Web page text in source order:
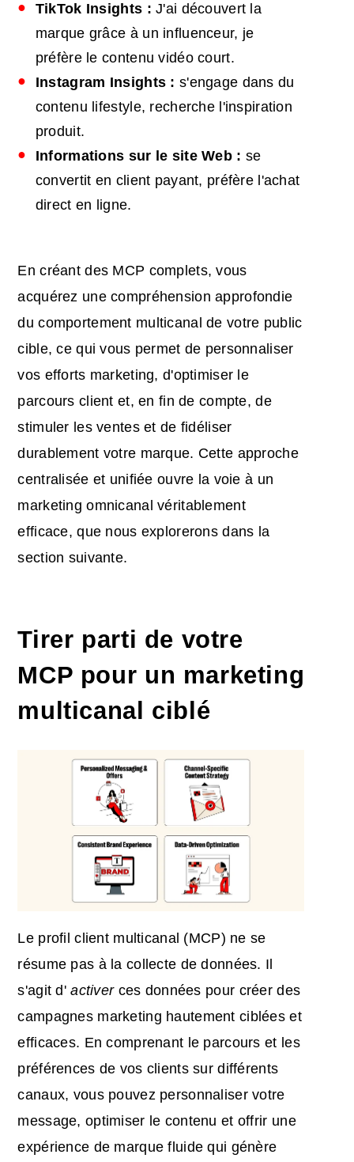
TikTok Insights : J'ai découvert la
marque grâce à un influenceur, je
préfère le contenu vidéo court.
Instagram Insights : s'engage dans du
contenu lifestyle, recherche l'inspiration
produit.
Informations sur le site Web : se
convertit en client payant, préfère l'achat
direct en ligne.
En créant des MCP complets, vous
acquérez une compréhension approfondie
du comportement multicanal de votre public
cible, ce qui vous permet de personnaliser
vos efforts marketing, d'optimiser le
parcours client et, en fin de compte, de
stimuler les ventes et de fidéliser
durablement votre marque. Cette approche
centralisée et unifiée ouvre la voie à un
marketing omnicanal véritablement
efficace, que nous explorerons dans la
section suivante.
Tirer parti de votre
MCP pour un marketing
multicanal ciblé
Le profil client multicanal (MCP) ne se
résume pas à la collecte de données. Il
s'agit d'activerces données pour créer des
campagnes marketing hautement ciblées et
efficaces. En comprenant le parcours et les
préférences de vos clients sur différents
canaux, vous pouvez personnaliser votre
message, optimiser le contenu et offrir une
expérience de marque fluide qui génère